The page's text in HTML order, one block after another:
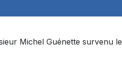
Michel Guénette survenu le